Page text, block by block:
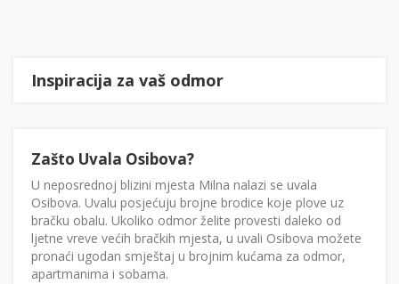
Inspiracija za vaš odmor
Zašto Uvala Osibova?
U neposrednoj blizini mjesta Milna nalazi se uvala
Osibova. Uvalu posjećuju brojne brodice koje plove uz
bračku obalu. Ukoliko odmor želite provesti daleko od
ljetne vreve većih bračkih mjesta, u uvali Osibova možete
pronaći ugodan smještaj u brojnim kućama za odmor,
apartmanima i sobama.